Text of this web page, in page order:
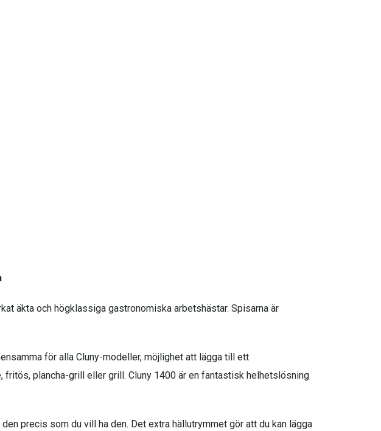
äkta och högklassiga gastronomiska arbetshästar. Spisarna är
för alla Cluny-modeller, möjlighet att lägga till ett
plancha-grill eller grill. Cluny 1400 är en fantastisk helhetslösning
precis som du vill ha den. Det extra hällutrymmet gör att du kan lägga